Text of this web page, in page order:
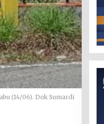
(14/06). Dok Sumardi